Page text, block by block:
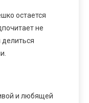
остается
не
и любящей